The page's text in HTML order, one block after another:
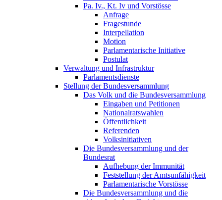
Pa. Iv., Kt. Iv und Vorstösse
Anfrage
Fragestunde
Interpellation
Motion
Parlamentarische Initiative
Postulat
Verwaltung und Infrastruktur
Parlamentsdienste
Stellung der Bundesversammlung
Das Volk und die Bundesversammlung
Eingaben und Petitionen
Nationalratswahlen
Öffentlichkeit
Referenden
Volksinitiativen
Die Bundesversammlung und der
Bundesrat
Aufhebung der Immunität
Feststellung der Amtsunfähigkeit
Parlamentarische Vorstösse
Die Bundesversammlung und die